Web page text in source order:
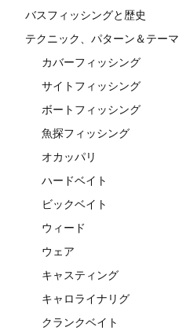
バスフィッシングと歴史
テクニック、パターン＆テーマ
カバーフィッシング
サイトフィッシング
ボートフィッシング
魚探フィッシング
オカッパリ
ハードベイト
ビックベイト
ウィード
ウェア
キャスティング
キャロライナリグ
クランクベイト